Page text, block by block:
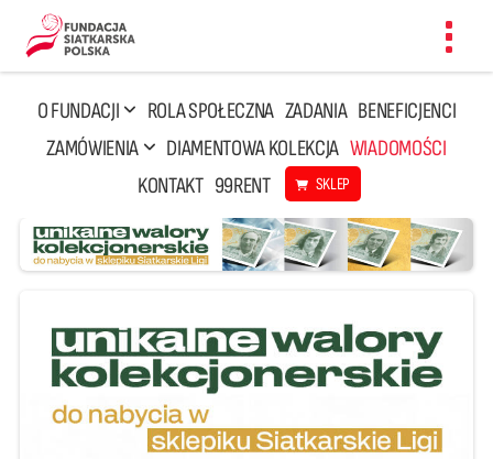
O FUNDACJI ROLA SPOŁECZNA ZADANIA BENEFICJENCI
ZAMÓWIENIA
DIAMENTOWA KOLEKCJA WIADOMOŚCI
KONTAKT 99RENT SKLEP